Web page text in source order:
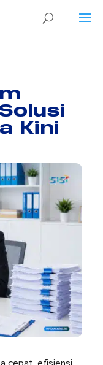
Kini